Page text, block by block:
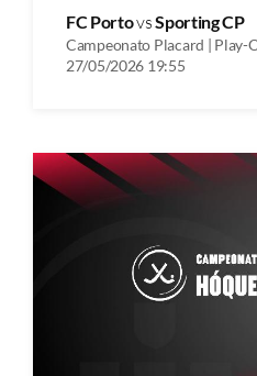
FC PortovsSporting CP
Campeonato Placard | Play-
27/05/2026 19:55